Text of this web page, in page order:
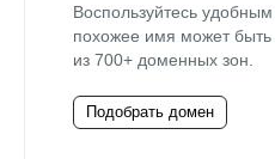
Воспользуйтесь
похожее имя может быть
из 700+ доменных зон.
Подобрать домен